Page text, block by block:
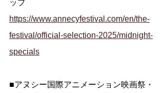
ップ
https://www.annecyfestival.com/en/the-
festival/official-selection-2025/midnight-
specials
■アヌシー国際アニメーション映画祭・